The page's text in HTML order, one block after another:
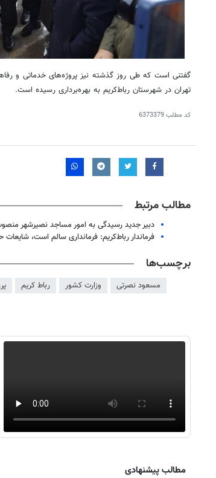
گفتنی است که طی روز گذشته نیز پروژه‌های خدماتی و
تهران در شهرستان رباط‌کریم به بهره‌برداری رسیده است.
کد مطلب6373379
مطالب مرتبط
دبیر جدید رسیدگی به امور مساجد نصیرشهر
فرماندار رباط‌کریم: فرمانداری سالم است،
برچسب‌ها
مسعود نصرتی وزارت کشور رباط کریم
مطالب پیشنهادی